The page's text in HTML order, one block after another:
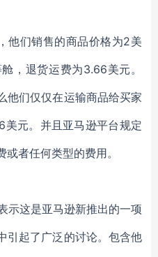
他们销售的商品价格为2美
，退货运费为3.66美元。
他们仅仅在运输商品给买家
美元。并且亚马逊平台规定
者任何类型的费用。
示这是亚马逊新推出的一项
引起了广泛的讨论。包含他